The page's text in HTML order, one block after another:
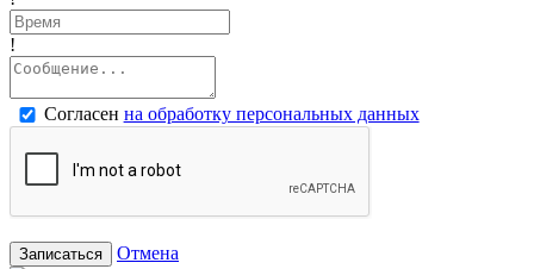
!
Согласен на обработку персональных данных
Записаться Отмена